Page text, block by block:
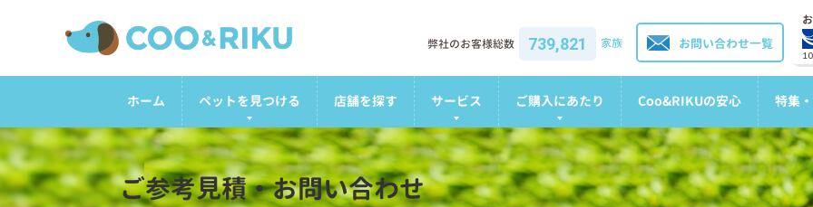
お問い合わせ一覧
弊社のお客様総数 739,821 家族
ホーム ペットを見つける 店舗を探す サービス ご購入にあたり Coo&RIKUの安心 特集
ご参考見積・お問い合わせ